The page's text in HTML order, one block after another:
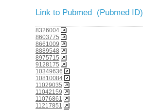
Link to Pubmed (Pubmed ID)
8326004
8603775
8661009
8889548
8975715
9128175
10349636
10810084
11029035
11042159
11076861
11217851